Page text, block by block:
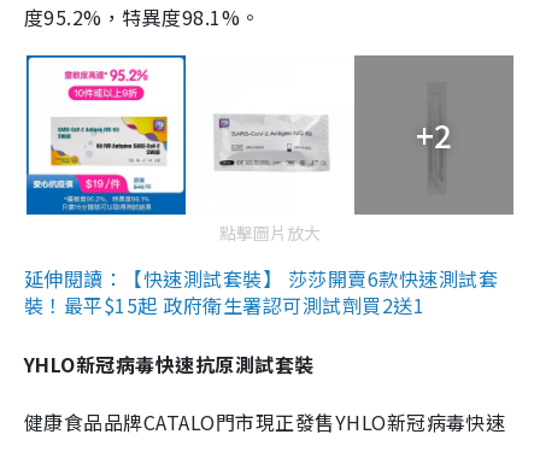
度95.2%，特異度98.1%。
+2
點擊圖片放大
延伸閱讀：【快速測試套裝】 莎莎開賣6款快速測試套
裝！最平$15起 政府衛生署認可測試劑買2送1
YHLO新冠病毒快速抗原測試套裝
健康食品品牌CATALO門市現正發售YHLO新冠病毒快速